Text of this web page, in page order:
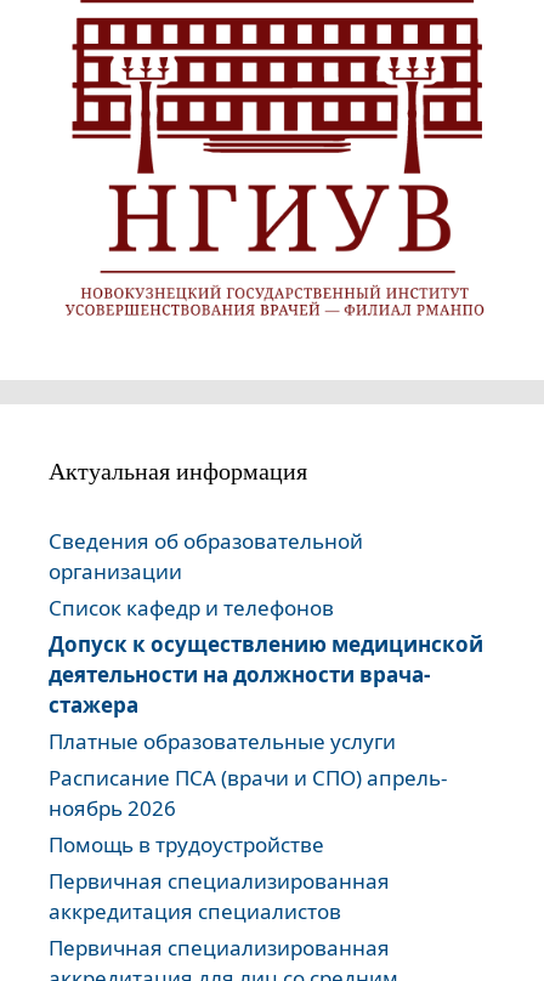
Актуальная информация
Сведения об образовательной
организации
Список кафедр и телефонов
Допуск к осуществлению медицинской
деятельности на должности врача-
стажера
Платные образовательные услуги
Расписание ПСА (врачи и СПО) апрель-
ноябрь 2026
Помощь в трудоустройстве
Первичная специализированная
аккредитация специалистов
Первичная специализированная